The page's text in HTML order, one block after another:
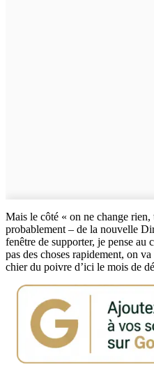
Mais le côté « on ne change
probablement – de la nouvelle
fenêtre de supporter, je pense au
pas des choses rapidement, on
chier du poivre d’ici le mois de